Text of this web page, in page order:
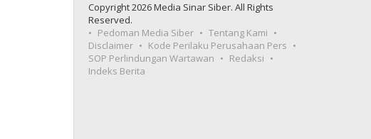
Copyright 2026 Media Sinar Siber. All Rights
Reserved.
Pedoman Media Siber
Tentang Kami
Disclaimer
Kode Perilaku Perusahaan Pers
SOP Perlindungan Wartawan
Redaksi
Indeks Berita